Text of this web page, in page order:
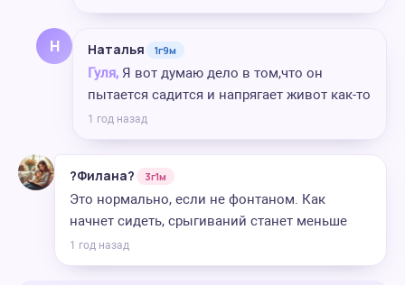
Н Наталья 1г9м
Гуля, Я вот думаю дело в том,что он
пытается садится и напрягает живот как-то
1 год назад
?Филана? 3г1м
Это нормально, если не фонтаном. Как
начнет сидеть, срыгиваний станет меньше
1 год назад